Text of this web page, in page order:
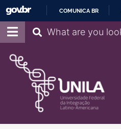
COMUNICA BR
Pesquisar